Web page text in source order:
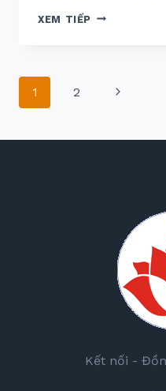
XEM TIẾP VÒNG
HOST
Page
navigation
1 2
Next
Kết nối -